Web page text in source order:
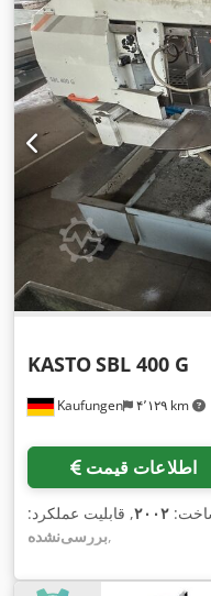
Kaufungen ۴٬۱۲۹ km
KASTOSBL 400 G
اطلاعات قیمت
۲۰۰۲, قابلیت عملکرد:
بررسی‌نشده,